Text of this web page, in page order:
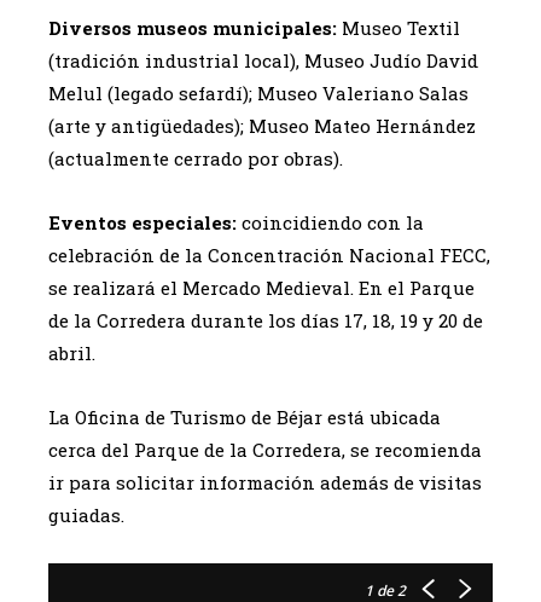
Diversos museos municipales: Museo Textil
(tradición industrial local), Museo Judío David
Melul (legado sefardí); Museo Valeriano Salas
(arte y antigüedades); Museo Mateo Hernández
(actualmente cerrado por obras).
Eventos especiales: coincidiendo con la
celebración de la Concentración Nacional FECC,
se realizará el Mercado Medieval. En el Parque
de la Corredera durante los días 17, 18, 19 y 20 de
abril.
La Oficina de Turismo de Béjar está ubicada
cerca del Parque de la Corredera, se recomienda
ir para solicitar información además de visitas
guiadas.
1 de 2